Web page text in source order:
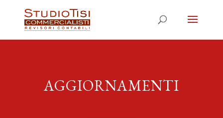
AGGIORNAMENTI